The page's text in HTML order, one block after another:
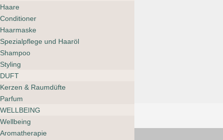
ruhi The Dry Brush
CHF34.00
Haare
Conditioner
Haarmaske
Spezialpflege und Haaröl
Shampoo
Styling
DUFT
Kerzen & Raumdüfte
Parfum
WELLBEING
Wellbeing
Aromatherapie